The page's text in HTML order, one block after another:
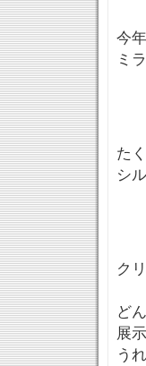
今
ミ
た
シ
ク
ど
展
う